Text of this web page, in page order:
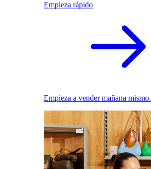
Empieza rápido
Empieza a vender mañana mismo.